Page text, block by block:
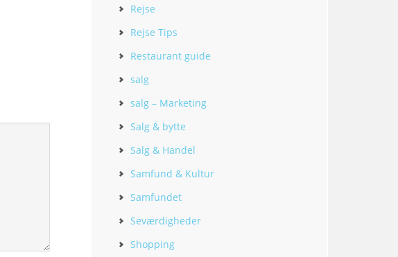
Rejse
Rejse Tips
Restaurant guide
salg
salg – Marketing
Salg & bytte
Salg & Handel
Samfund & Kultur
Samfundet
Seværdigheder
Shopping